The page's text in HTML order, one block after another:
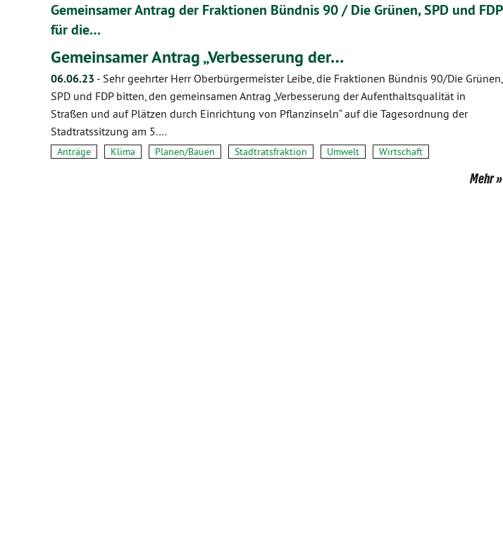
Gemeinsamer Antrag der Fraktionen Bündnis 90 / Die Grünen, SPD und FDP
für die…
Gemeinsamer Antrag „Verbesserung der…
06.06.23 - Sehr geehrter Herr Oberbürgermeister Leibe, die Fraktionen Bündnis 90/Die Grünen,
SPD und FDP bitten, den gemeinsamen Antrag „Verbesserung der Aufenthaltsqualität in
Straßen und auf Plätzen durch Einrichtung von Pflanzinseln“ auf die Tages­ordnung der
Stadtratssitzung am 5.…
Anträge Klima Planen/Bauen Stadtratsfraktion Umwelt Wirtschaft
Mehr